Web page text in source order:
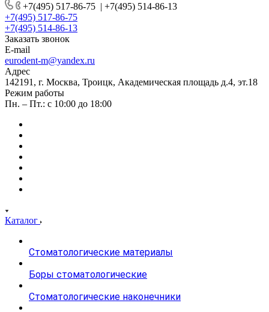
+7(495) 517-86-75 | +7(495) 514-86-13
+7(495) 517-86-75
+7(495) 514-86-13
Заказать звонок
E-mail
eurodent-m@yandex.ru
Адрес
142191, г. Москва, Троицк, Академическая площадь д.4, эт.18
Режим работы
Пн. – Пт.: с 10:00 до 18:00
Каталог
Стоматологические материалы
Боры стоматологические
Стоматологические наконечники